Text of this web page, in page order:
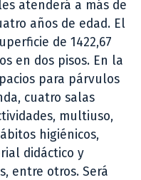
atenderá a más de
años de edad. El
de 1422,67
en dos pisos. En la
para párvulos
cuatro salas
multiuso,
higiénicos,
didáctico y
entre otros. Será